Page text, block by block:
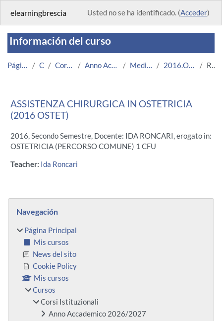
elearningbrescia Usted no se ha identificado. (Acceder)
Información del curso
Página Principal Cursos Corsi Istituzionali Anno Accademico 2016/2017 Medicina e Chirurgia 2016.OSTET.U11976-9312 Resumen
ASSISTENZA CHIRURGICA IN OSTETRICIA
(2016 OSTET)
2016, Secondo Semestre, Docente: IDA RONCARI, erogato in:
OSTETRICIA (PERCORSO COMUNE) 1 CFU
Teacher: Ida Roncari
Bloques
Navegación
Página Principal
Mis cursos
News del sito
Cookie Policy
Mis cursos
Cursos
Corsi Istituzionali
Anno Accademico 2026/2027